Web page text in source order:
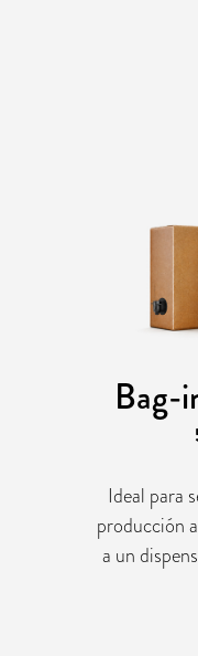
Bag-
Ideal para
producción
a un